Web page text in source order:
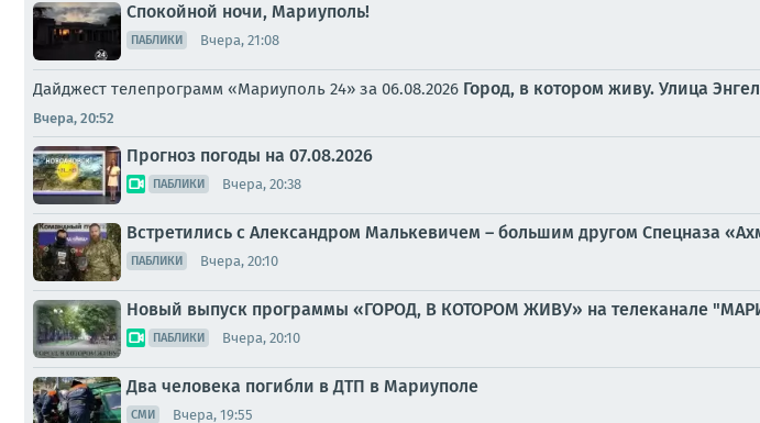
Спокойной ночи, Мариуполь!
ПАБЛИКИ Вчера, 21:08
Дайджест телепрограмм «Мариуполь 24» за 06.08.2026 Город, в котором живу. Улица
Вчера, 20:52
Прогноз погоды на 07.08.2026
ПАБЛИКИ Вчера, 20:38
Встретились с Александром Малькевичем – большим другом Спецназа
ПАБЛИКИ Вчера, 20:10
Новый выпуск программы «ГОРОД, В КОТОРОМ ЖИВУ» на телеканале
ПАБЛИКИ Вчера, 20:10
Два человека погибли в ДТП в Мариуполе
СМИ Вчера, 19:55